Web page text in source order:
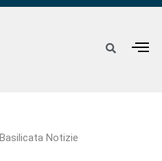
Basilicata Notizie